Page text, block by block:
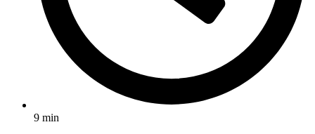
9 min